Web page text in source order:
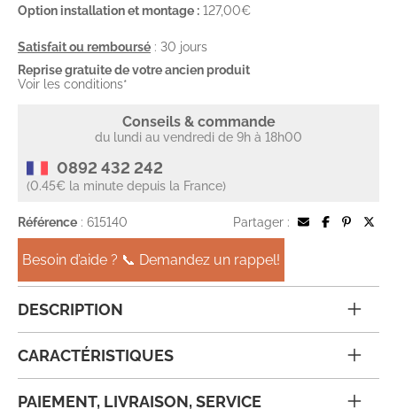
Option installation et montage : 127,00€
Satisfait ou remboursé : 30 jours
Reprise gratuite de votre ancien produit
Voir les conditions*
Conseils & commande
du lundi au vendredi de 9h à 18h00
0892 432 242
(0.45€ la minute depuis la France)
Référence : 615140 Partager :
Besoin d’aide ? 📞 Demandez un rappel!
DESCRIPTION
CARACTÉRISTIQUES
PAIEMENT, LIVRAISON, SERVICE